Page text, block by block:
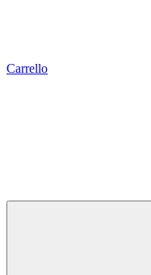
Carrello